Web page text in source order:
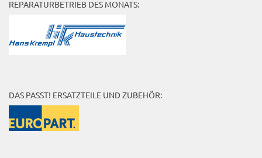
REPARATURBETRIEB DES MONATS:
DAS PASST! ERSATZTEILE UND ZUBEHÖR: